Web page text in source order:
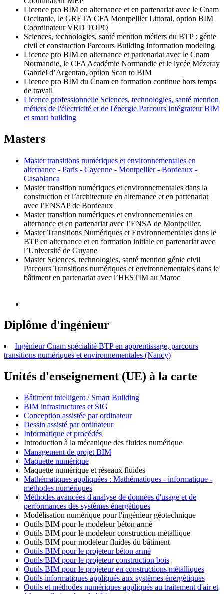
Licence pro BIM en alternance et en partenariat avec le Cnam
Occitanie, le GRETA CFA Montpellier Littoral, option BIM
Coordinateur VRD TOPO
Sciences, technologies, santé mention métiers du BTP : génie
civil et construction Parcours Building Information modeling
Licence pro BIM en alternance et partenariat avec le Cnam
Normandie, le CFA Académie Normandie et le lycée Mézeray
Gabriel d’Argentan, option Scan to BIM
Licence pro BIM du Cnam en formation continue hors temps
de travail
Licence professionnelle Sciences, technologies, santé mention
métiers de l'électricité et de l'énergie Parcours Intégrateur BIM
et smart building
Masters
Master transitions numériques et environnementales en
alternance - Paris - Cayenne - Montpellier - Bordeaux -
Casablanca
Master transition numériques et environnementales dans la
construction et l’architecture en alternance et en partenariat
avec l’ENSAP de Bordeaux
Master transition numériques et environnementales en
alternance et en partenariat avec l’ENSA de Montpellier.
Master Transitions Numériques et Environnementales dans le
BTP en alternance et en formation initiale en partenariat avec
l’Université de Guyane
Master Sciences, technologies, santé mention génie civil
Parcours Transitions numériques et environnementales dans le
bâtiment en partenariat avec l’HESTIM au Maroc
Diplôme d'ingénieur
Ingénieur Cnam spécialité BTP en apprentissage, parcours
transitions numériques et environnementales (Nancy)
Unités d'enseignement (UE) à la carte
Bâtiment intelligent / Smart Building
BIM infrastructures et SIG
Conception assistée par ordinateur
Dessin assisté par ordinateur
Informatique et procédés
Introduction à la mécanique des fluides numérique
Management de projet BIM
Maquette numérique
Maquette numérique et réseaux fluides
Mathématiques appliquées : Mathématiques - informatique -
méthodes numériques
Méthodes avancées d'analyse de données d'usage et de
performances des systèmes énergétiques
Modélisation numérique pour l'ingénieur géotechnique
Outils BIM pour le modeleur béton armé
Outils BIM pour le modeleur construction métallique
Outils BIM pour modeleur fluides du bâtiment
Outils BIM pour le projeteur béton armé
Outils BIM pour le projeteur construction bois
Outils BIM pour le projeteur en constructions métalliques
Outils informatiques appliqués aux systèmes énergétiques
Outils et méthodes numériques appliqués au traitement d'air et